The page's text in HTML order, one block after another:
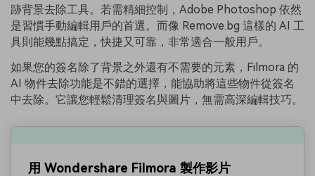
跡背景去除工具。若需精細控制，Adobe Photoshop 依然
是習慣手動編輯用戶的首選。而像 Remove.bg 這樣的 AI 工
具則能幾點搞定，快捷又可靠，非常適合一般用戶。
如果您的簽名除了背景之外還有不需要的元素，Filmora 的
AI 物件去除功能是不錯的選擇，能協助將這些物件從簽名
中去除。它讓您輕鬆清理簽名與圖片，無需高深編輯技巧。
用 Wondershare Filmora 製作影片